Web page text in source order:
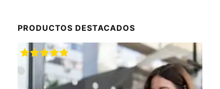
PRODUCTOS DESTACADOS
Valorado
con
5.00de